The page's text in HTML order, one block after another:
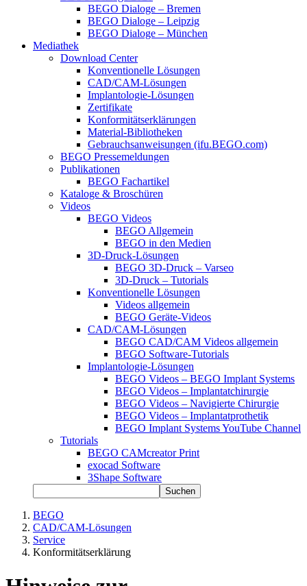
BEGO Dialoge – Bremen
BEGO Dialoge – Leipzig
BEGO Dialoge – München
Mediathek
Download Center
Konventionelle Lösungen
CAD/CAM-Lösungen
Implantologie-Lösungen
Zertifikate
Konformitätserklärungen
Material-Bibliotheken
Gebrauchsanweisungen (ifu.BEGO.com)
BEGO Pressemeldungen
Publikationen
BEGO Fachartikel
Kataloge & Broschüren
Videos
BEGO Videos
BEGO Allgemein
BEGO in den Medien
3D-Druck-Lösungen
BEGO 3D-Druck – Varseo
3D-Druck – Tutorials
Konventionelle Lösungen
Videos allgemein
BEGO Geräte-Videos
CAD/CAM-Lösungen
BEGO CAD/CAM Videos allgemein
BEGO Software-Tutorials
Implantologie-Lösungen
BEGO Videos – BEGO Implant Systems
BEGO Videos – Implantatchirurgie
BEGO Videos – Navigierte Chirurgie
BEGO Videos – Implantatprothetik
BEGO Implant Systems YouTube Channel
Tutorials
BEGO CAMcreator Print
exocad Software
3Shape Software
Suchen
BEGO
CAD/CAM-Lösungen
Service
Konformitätserklärung